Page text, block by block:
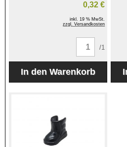
0,32 €
inkl. 19 % MwSt.
zzgl. Versandkosten
/1